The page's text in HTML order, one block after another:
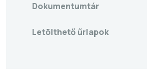
Dokumentumtár
Letölthető űrlapok